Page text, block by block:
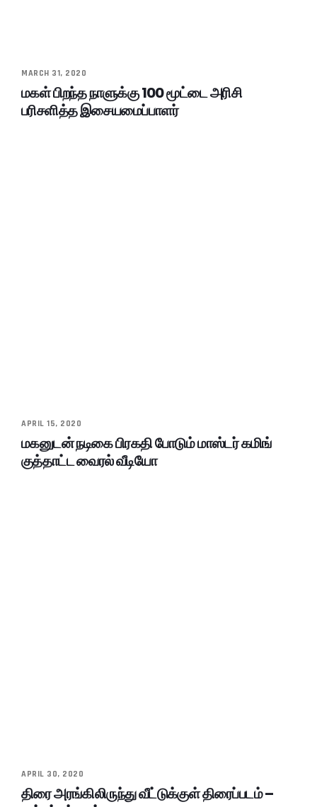
MARCH 31, 2020
மகள் பிறந்த நாளுக்கு 100 மூட்டை அரிசி
பரிசளித்த இசையமைப்பாளர்
APRIL 15, 2020
மகனுடன் நடிகை பிரகதி போடும் மாஸ்டர் கமிங்
குத்தாட்ட வைரல் வீடியோ
APRIL 30, 2020
திரை அரங்கிலிருந்து வீட்டுக்குள் திரைப்படம் –